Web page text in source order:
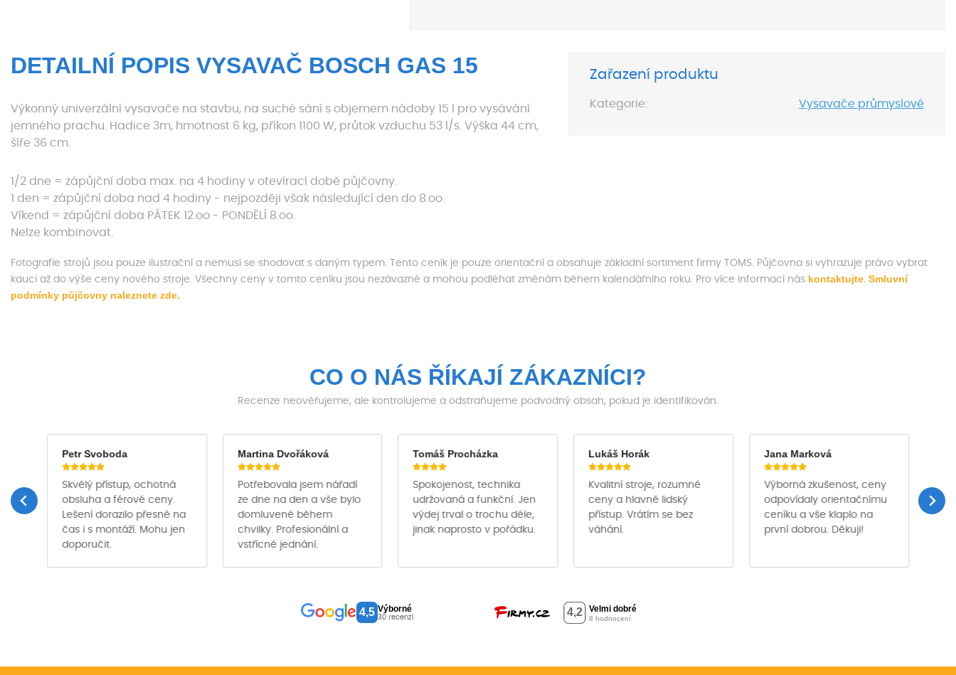
DETAILNÍ POPIS VYSAVAČ BOSCH GAS 15
Výkonný univerzální vysavače na stavbu, na suché sání s objemem nádoby 15 l pro vysávání
jemného prachu. Hadice 3m, hmotnost 6 kg, příkon 1100 W, průtok vzduchu 53 l/s. Výška 44 cm,
šíře 36 cm.
Zařazení produktu
Kategorie: Vysavače průmyslové
1/2 dne = zápůjční doba max. na 4 hodiny v otevírací době půjčovny.
1 den = zápůjční doba nad 4 hodiny - nejpozději však následující den do 8.oo.
Víkend = zápůjční doba PÁTEK 12.oo - PONDĚLÍ 8.oo.
Nelze kombinovat.
Fotografie strojů jsou pouze ilustrační a nemusí se shodovat s daným typem. Tento ceník je pouze orientační a obsahuje základní sortiment firmy TOMS. Půjčovna si vyhrazuje právo vybrat
kauci až do výše ceny nového stroje. Všechny ceny v tomto ceníku jsou nezávazné a mohou podléhat změnám během kalendářního roku. Pro více informací nás kontaktujte. Smluvní
podmínky půjčovny naleznete zde.
CO O NÁS ŘÍKAJÍ ZÁKAZNÍCI?
Recenze neověřujeme, ale kontrolujeme a odstraňujeme podvodný obsah, pokud je identifikován.
Petr Svoboda
Skvělý přístup, ochotná
obsluha a férové ceny.
Lešení dorazilo přesně na
čas i s montáží. Mohu jen
doporučit.
Martina Dvořáková
Potřebovala jsem nářadí
ze dne na den a vše bylo
domluvené během
chvilky. Profesionální a
vstřícné jednání.
Tomáš Procházka
Spokojenost, technika
udržovaná a funkční. Jen
výdej trval o trochu déle,
jinak naprosto v pořádku.
Lukáš Horák
Kvalitní stroje, rozumné
ceny a hlavně lidský
přístup. Vrátím se bez
váhání.
Jana Marková
Výborná zkušenost, ceny
odpovídaly orientačnímu
ceníku a vše klaplo na
první dobrou. Děkuji!
4,5 Výborné
30 recenzí